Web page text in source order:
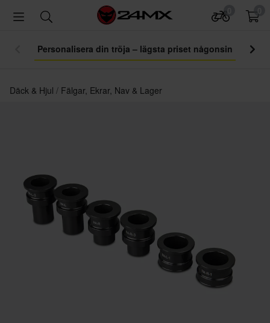
Personalisera din tröja – lägsta priset någonsin
Däck & Hjul Fälgar, Ekrar, Nav & Lager